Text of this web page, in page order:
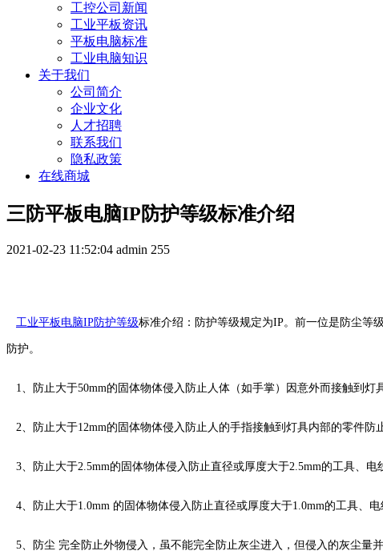
工控公司新闻
工业平板资讯
平板电脑标准
工业电脑知识
关于我们
公司简介
企业文化
人才招聘
联系我们
隐私政策
在线商城
三防平板电脑IP防护等级标准介绍
2021-02-23 11:52:04 admin 255
工业平板电脑IP防护等级标准介绍：防护等级规定为IP。前一位是防尘等
防护。
1、防止大于50mm的固体物体侵入防止人体（如手掌）因意外而接触到灯
2、防止大于12mm的固体物体侵入防止人的手指接触到灯具内部的零件防
3、防止大于2.5mm的固体物体侵入防止直径或厚度大于2.5mm的工具、电
4、防止大于1.0mm 的固体物体侵入防止直径或厚度大于1.0mm的工具、
5、防尘 完全防止外物侵入，虽不能完全防止灰尘进入，但侵入的灰尘量